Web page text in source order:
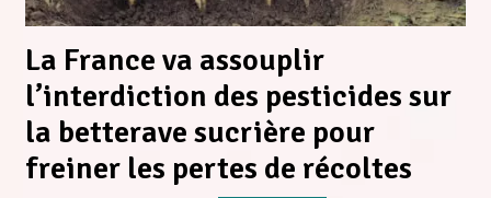
La France va assouplir
l’interdiction des pesticides sur
la betterave sucrière pour
freiner les pertes de récoltes